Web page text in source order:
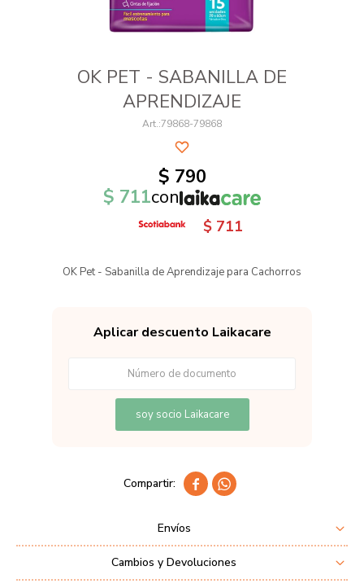
OK PET - SABANILLA DE
APRENDIZAJE
79868-79868
$ 790
$ 711con
$ 711
OK Pet - Sabanilla de Aprendizaje para Cachorros
Aplicar descuento Laikacare
soy socio Laikacare
 
Envíos
Cambios y Devoluciones